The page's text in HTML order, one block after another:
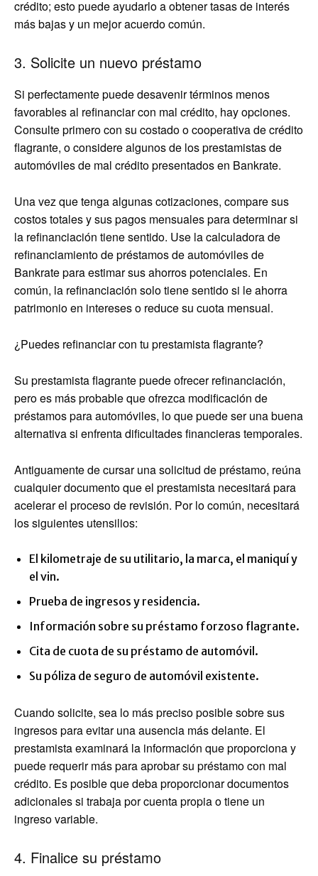
crédito; esto puede ayudarlo a obtener tasas de interés
más bajas y un mejor acuerdo común.
3. Solicite un nuevo préstamo
Si perfectamente puede desavenir términos menos
favorables al refinanciar con mal crédito, hay opciones.
Consulte primero con su costado o cooperativa de crédito
flagrante, o considere algunos de los prestamistas de
automóviles de mal crédito presentados en Bankrate.
Una vez que tenga algunas cotizaciones, compare sus
costos totales y sus pagos mensuales para determinar si
la refinanciación tiene sentido. Use la calculadora de
refinanciamiento de préstamos de automóviles de
Bankrate para estimar sus ahorros potenciales. En
común, la refinanciación solo tiene sentido si le ahorra
patrimonio en intereses o reduce su cuota mensual.
¿Puedes refinanciar con tu prestamista flagrante?
Su prestamista flagrante puede ofrecer refinanciación,
pero es más probable que ofrezca modificación de
préstamos para automóviles, lo que puede ser una buena
alternativa si enfrenta dificultades financieras temporales.
Antiguamente de cursar una solicitud de préstamo, reúna
cualquier documento que el prestamista necesitará para
acelerar el proceso de revisión. Por lo común, necesitará
los siguientes utensilios:
El kilometraje de su utilitario, la marca, el maniquí y
el vin.
Prueba de ingresos y residencia.
Información sobre su préstamo forzoso flagrante.
Cita de cuota de su préstamo de automóvil.
Su póliza de seguro de automóvil existente.
Cuando solicite, sea lo más preciso posible sobre sus
ingresos para evitar una ausencia más delante. El
prestamista examinará la información que proporciona y
puede requerir más para aprobar su préstamo con mal
crédito. Es posible que deba proporcionar documentos
adicionales si trabaja por cuenta propia o tiene un
ingreso variable.
4. Finalice su préstamo